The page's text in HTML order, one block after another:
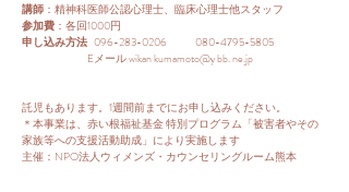
講師 ：精神科医師公認心理士、臨床心理士他スタッフ
参加費 ：各回1000円
申し込み方法 096-283-0206 080-4795-5805
Eメール wikan kumamoto@y bb. ne.jp
託児もあります。1週間前までにお申し込みください。
＊本事業は、赤い根福祉基金 特別プログラム「被害者やその
家族等への支援活動助成」により実施します​
主催：NPO法人ウィメンズ・カウンセリングルーム熊本